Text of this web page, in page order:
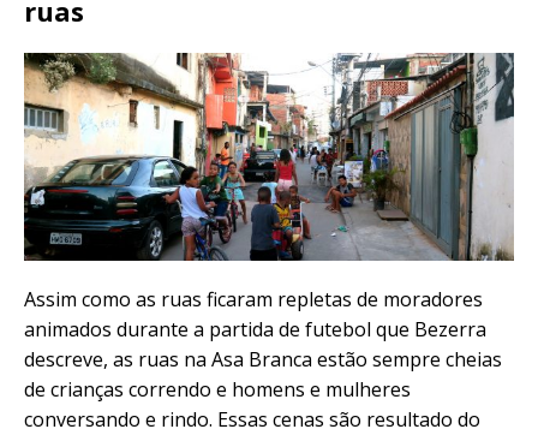
ruas
Assim como as ruas ficaram repletas de moradores
animados durante a partida de futebol que Bezerra
descreve, as ruas na Asa Branca estão sempre cheias
de crianças correndo e homens e mulheres
conversando e rindo. Essas cenas são resultado do